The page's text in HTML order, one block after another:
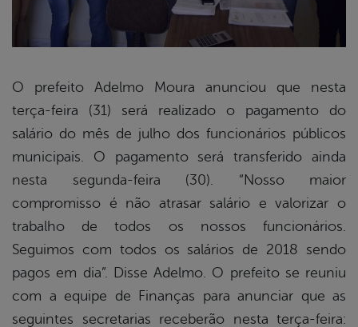
O prefeito Adelmo Moura anunciou que nesta
terça-feira (31) será realizado o pagamento do
salário do mês de julho dos funcionários públicos
municipais. O pagamento será transferido ainda
nesta segunda-feira (30). “Nosso maior
compromisso é não atrasar salário e valorizar o
trabalho de todos os nossos funcionários.
Seguimos com todos os salários de 2018 sendo
pagos em dia”. Disse Adelmo. O prefeito se reuniu
com a equipe de Finanças para anunciar que as
seguintes secretarias receberão nesta terça-feira: